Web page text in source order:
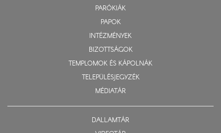
PARÓKIÁK
PAPOK
INTÉZMÉNYEK
BIZOTTSÁGOK
TEMPLOMOK ÉS KÁPOLNÁK
TELEPÜLÉSJEGYZÉK
MÉDIATÁR
DALLAMTÁR